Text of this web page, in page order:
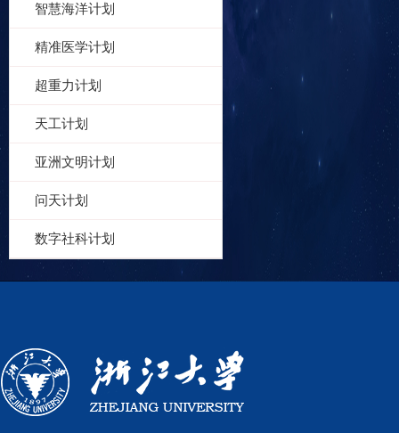
智慧海洋计划
精准医学计划
超重力计划
天工计划
亚洲文明计划
问天计划
数字社科计划